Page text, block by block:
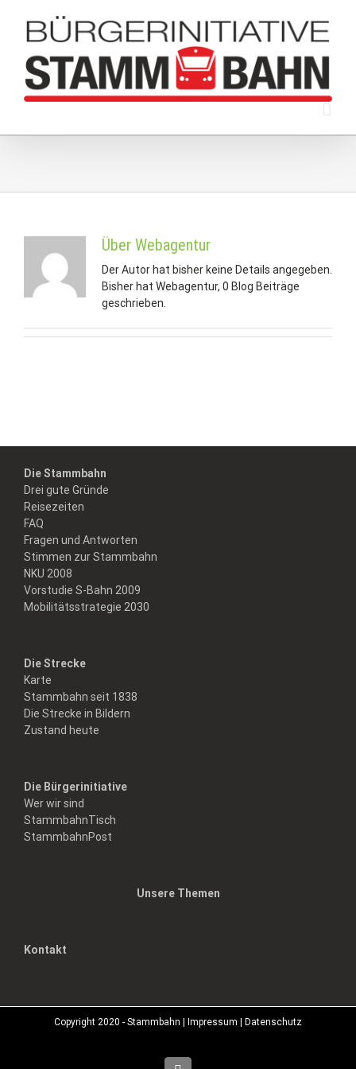
Inhalt
springen
Über Webagentur
Der Autor hat bisher keine Details angegeben.
Bisher hat Webagentur, 0 Blog Beiträge
geschrieben.
Die Stammbahn
Drei gute Gründe
Reisezeiten
FAQ
Fragen und Antworten
Stimmen zur Stammbahn
NKU 2008
Vorstudie S-Bahn 2009
Mobilitätsstrategie 2030
Die Strecke
Karte
Stammbahn seit 1838
Die Strecke in Bildern
Zustand heute
Die Bürgerinitiative
Wer wir sind
StammbahnTisch
StammbahnPost
Unsere Themen
Kontakt
Copyright 2020 - Stammbahn | Impressum | Datenschutz